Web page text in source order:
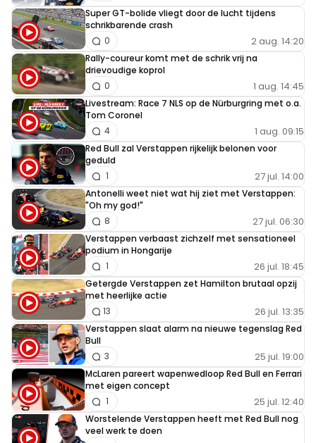
Super GT-bolide vliegt door de lucht tijdens
schrikbarende crash
2 aug. 14:20
0
Rally-coureur komt met de schrik vrij na
drievoudige koprol
1 aug. 14:45
0
Livestream: Race 7 NLS op de Nürburgring met o.a.
Tom Coronel
1 aug. 09:15
4
Red Bull zal Verstappen rijkelijk belonen voor
geduld
27 jul. 14:00
1
Antonelli weet niet wat hij ziet met Verstappen:
"Oh my god!"
27 jul. 06:30
8
Verstappen verbaast zichzelf met sensationeel
podium in Hongarije
26 jul. 18:45
1
Getergde Verstappen zet Hamilton brutaal opzij
met heerlijke actie
26 jul. 13:35
13
Verstappen slaat alarm na nieuwe tegenslag Red
Bull
25 jul. 19:00
3
McLaren pareert wapenwedloop Red Bull en Ferrari
met eigen concept
25 jul. 12:40
1
Worstelende Verstappen heeft met Red Bull nog
veel werk te doen